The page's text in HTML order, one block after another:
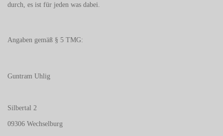
durch, es ist für jeden was dabei.
Angaben gemäß § 5 TMG:
Guntram Uhlig
Silbertal 2
09306 Wechselburg